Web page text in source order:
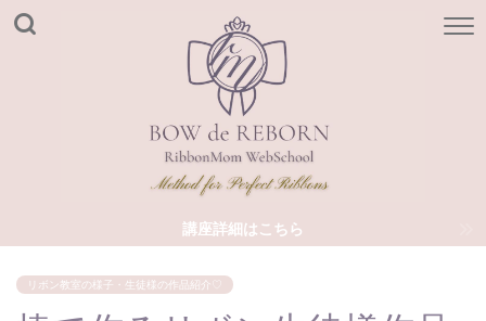
講座詳細はこちら
リボン教室の様子・生徒様の作品紹介♡